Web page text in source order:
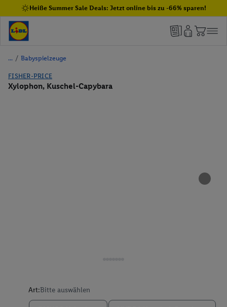
Heiße Summer Sale Deals: Jetzt online bis zu -66% sparen!
/ Babyspielzeuge
FISHER-PRICE
Xylophon, Kuschel-Capybara
Art:Bitte auswählen